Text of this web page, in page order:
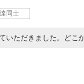
同士
いただきました。どこ